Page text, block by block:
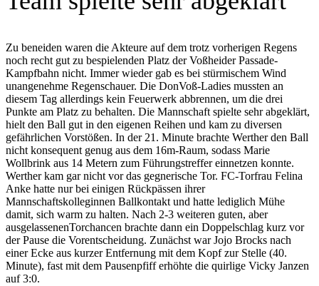
Zu beneiden waren die Akteure auf dem trotz vorherigen Regens
noch recht gut zu bespielenden Platz der Voßheider Passade-
Kampfbahn nicht. Immer wieder gab es bei stürmischem Wind
unangenehme Regenschauer. Die DonVoß-Ladies mussten an
diesem Tag allerdings kein Feuerwerk abbrennen, um die drei
Punkte am Platz zu behalten. Die Mannschaft spielte sehr abgeklärt,
hielt den Ball gut in den eigenen Reihen und kam zu diversen
gefährlichen Vorstößen. In der 21. Minute brachte Werther den Ball
nicht konsequent genug aus dem 16m-Raum, sodass Marie
Wollbrink aus 14 Metern zum Führungstreffer einnetzen konnte.
Werther kam gar nicht vor das gegnerische Tor. FC-Torfrau Felina
Anke hatte nur bei einigen Rückpässen ihrer
Mannschaftskolleginnen Ballkontakt und hatte lediglich Mühe
damit, sich warm zu halten. Nach 2-3 weiteren guten, aber
ausgelassenenTorchancen brachte dann ein Doppelschlag kurz vor
der Pause die Vorentscheidung. Zunächst war Jojo Brocks nach
einer Ecke aus kurzer Entfernung mit dem Kopf zur Stelle (40.
Minute), fast mit dem Pausenpfiff erhöhte die quirlige Vicky Janzen
auf 3:0.